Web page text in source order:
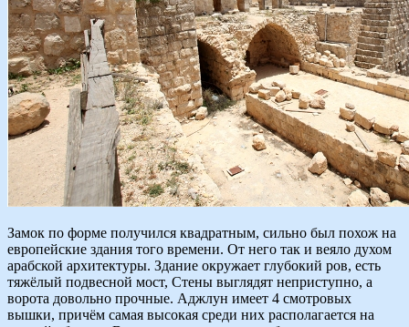
Замок по форме получился квадратным, сильно был похож на
европейские здания того времени. От него так и веяло духом
арабской архитектуры. Здание окружает глубокий ров, есть
тяжёлый подвесной мост, Стены выглядят неприступно, а
ворота довольно прочные. Аджлун имеет 4 смотровых
вышки, причём самая высокая среди них располагается на